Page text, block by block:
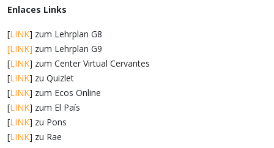
Enlaces Links
[LINK] zum Lehrplan G8
[LINK] zum Lehrplan G9
[LINK] zum Center Virtual Cervantes
[LINK] zu Quizlet
[LINK] zum Ecos Online
[LINK] zum El País
[LINK] zu Pons
[LINK] zu Rae